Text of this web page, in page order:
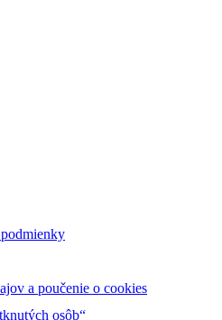
a poučenie o cookies
osôb“